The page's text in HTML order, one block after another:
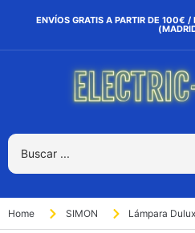
ENVÍOS GRATIS A PARTIR DE 100€ /
Home SIMON Lámpara